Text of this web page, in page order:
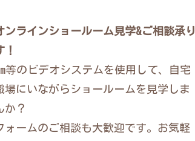
ラインショールーム見学&ご相談承り
！
等のビデオシステムを使用して、自宅
場にいながらショールームを見学しま
か？
ォームのご相談も大歓迎です。お気軽